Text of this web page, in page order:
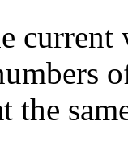
the